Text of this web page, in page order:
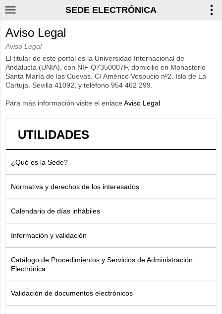
SEDE ELECTRÓNICA
Aviso Legal
Aviso Legal
El titular de este portal es la Universidad Internacional de
Andalucía (UNIA), con NIF Q7350007F, domicilio en Monasterio
Santa María de las Cuevas. C/ Américo Vespucio nº2. Isla de La
Cartuja. Sevilla 41092, y teléfono 954 462 299.
Para más información visite el enlace Aviso Legal
UTILIDADES
¿Qué es la Sede?
Normativa y derechos de los interesados
Calendario de días inhábiles
Información y validación
Catálogo de Procedimientos y Servicios de Administración
Electrónica
Validación de documentos electrónicos